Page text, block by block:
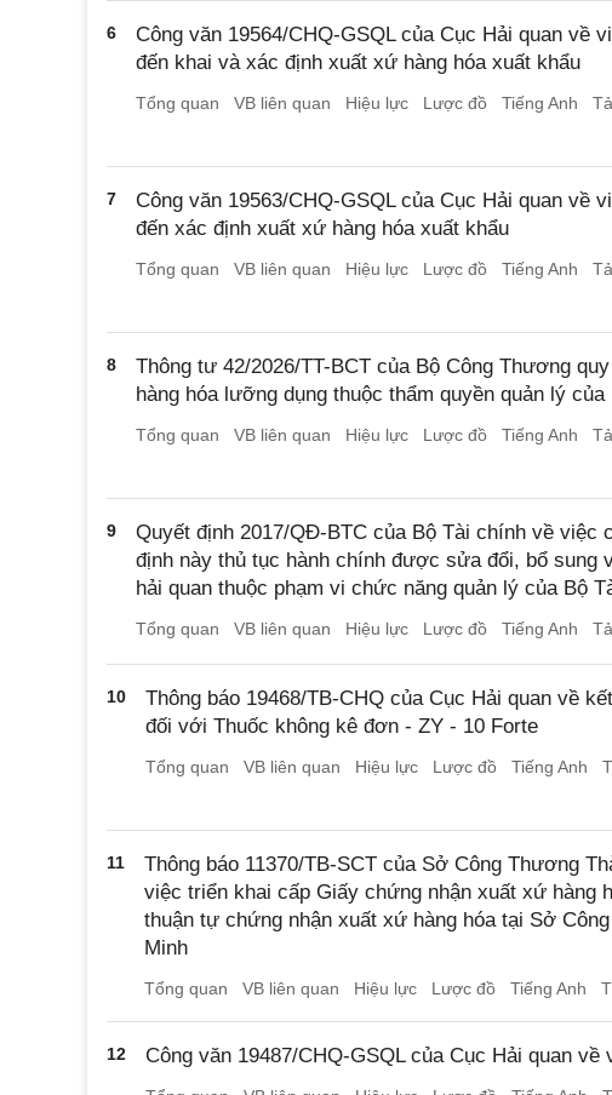
6
Công văn 19564/CHQ-GSQL của Cục Hải quan về
đến khai và xác định xuất xứ hàng hóa xuất khẩu
Tổng quan VB liên quan Hiệu lực Lược đồ Tiếng Anh
7
Công văn 19563/CHQ-GSQL của Cục Hải quan về
đến xác định xuất xứ hàng hóa xuất khẩu
Tổng quan VB liên quan Hiệu lực Lược đồ Tiếng Anh
8
Thông tư 42/2026/TT-BCT của Bộ Công Thương
hàng hóa lưỡng dụng thuộc thẩm quyền quản lý
Tổng quan VB liên quan Hiệu lực Lược đồ Tiếng Anh
9
Quyết định 2017/QĐ-BTC của Bộ Tài chính về việc
định này thủ tục hành chính được sửa đổi, bổ sung
hải quan thuộc phạm vi chức năng quản lý của Bộ
Tổng quan VB liên quan Hiệu lực Lược đồ Tiếng Anh
10
Thông báo 19468/TB-CHQ của Cục Hải quan về
đối với Thuốc không kê đơn - ZY - 10 Forte
Tổng quan VB liên quan Hiệu lực Lược đồ Tiếng Anh
11
Thông báo 11370/TB-SCT của Sở Công Thương
việc triển khai cấp Giấy chứng nhận xuất xứ hàng
thuận tự chứng nhận xuất xứ hàng hóa tại Sở
Minh
Tổng quan VB liên quan Hiệu lực Lược đồ Tiếng Anh
12 Công văn 19487/CHQ-GSQL của Cục Hải quan về